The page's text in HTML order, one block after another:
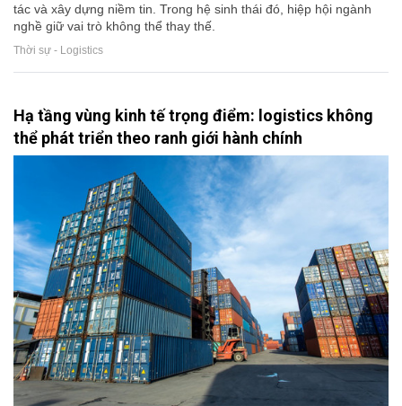
tác và xây dựng niềm tin. Trong hệ sinh thái đó, hiệp hội ngành
nghề giữ vai trò không thể thay thế.
Thời sự - Logistics
Hạ tầng vùng kinh tế trọng điểm: logistics không
thể phát triển theo ranh giới hành chính